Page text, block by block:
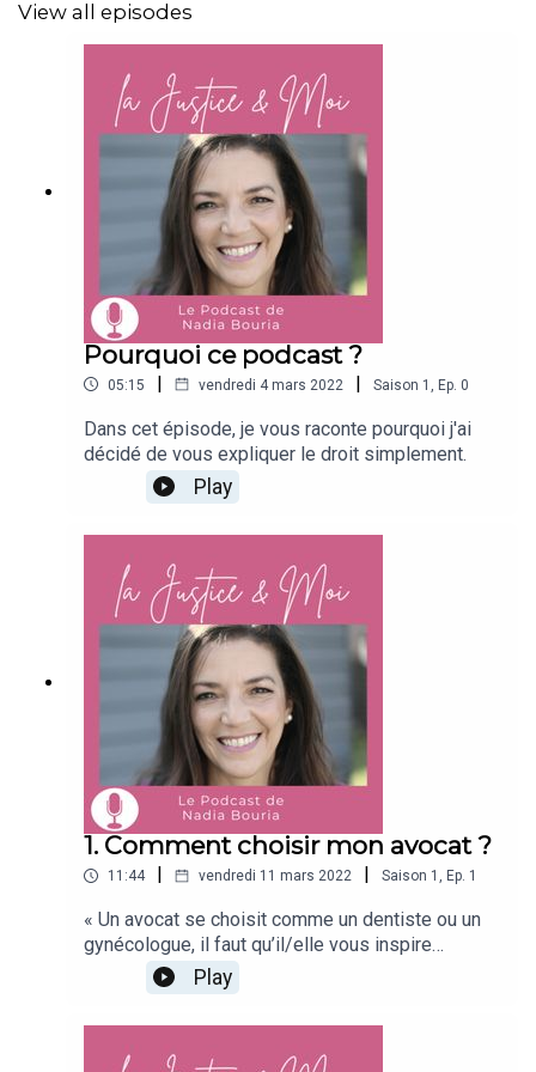
Laissez-moi vos questions, vos commentaires et
View all episodes
Pourquoi ce podcast ?
05:15 | vendredi 4 mars 2022 | Saison 1 , Ep. 0
Dans cet épisode, je vous raconte pourquoi j'ai
décidé de vous expliquer le droit simplement.
Play
1. Comment choisir mon avocat ?
11:44 | vendredi 11 mars 2022 | Saison 1 , Ep. 1
« Un avocat se choisit comme un dentiste ou un
gynécologue, il faut qu’il/elle vous inspire
confiance ! »Dans cet épisode, je vous partage
une méthode en 6 étapes pour vous aider à
choisir l’avocat qui vous conviendra le mieux. Je
Play